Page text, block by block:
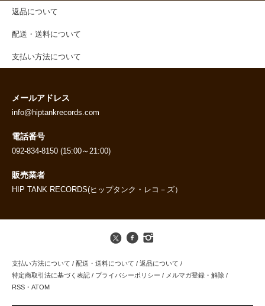
返品について
配送・送料について
支払い方法について
メールアドレス
info@hiptankrecords.com
電話番号
092-834-8150 (15:00～21:00)
販売業者
HIP TANK RECORDS(ヒップタンク・レコ－ズ）
支払い方法について / 配送・送料について / 返品について /
特定商取引法に基づく表記 / プライバシーポリシー / メルマガ登録・解除 /
RSS ・ ATOM